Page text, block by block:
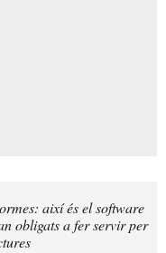
així és el software
obligats a fer servir per